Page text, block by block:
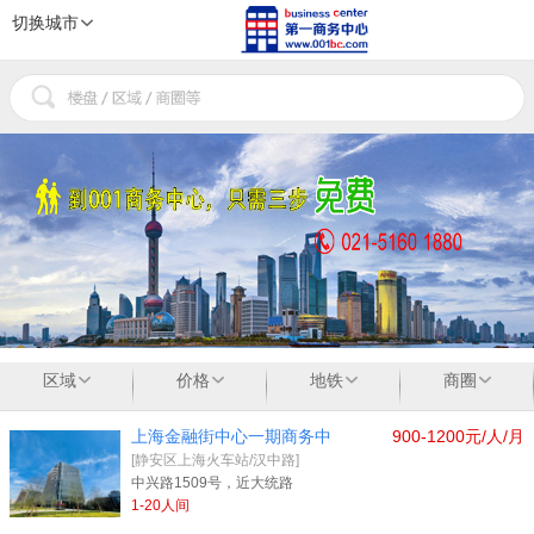
切换城市
区域 价格 地铁 商圈
900-1200元/人/月
上海金融街中心一期商务中
[静安区上海火车站/汉中路]
中兴路1509号，近大统路
1-20人间